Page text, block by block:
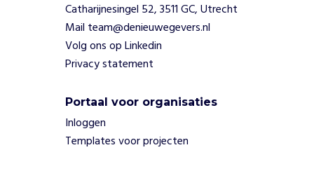
Catharijnesingel 52, 3511 GC, Utrecht
Mail team@denieuwegevers.nl
Volg ons op Linkedin
Privacy statement
Portaal voor organisaties
Inloggen
Templates voor projecten